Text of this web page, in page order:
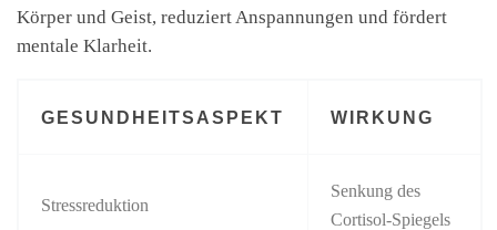
Körper und Geist, reduziert Anspannungen und fördert
mentale Klarheit.
GESUNDHEITSASPEKT WIRKUNG
Stressreduktion
Senkung des
Cortisol-Spiegels